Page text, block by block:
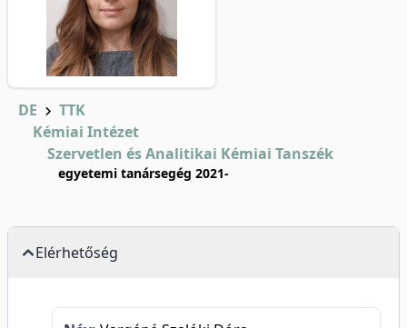
DE
TTK
Kémiai Intézet
Szervetlen és Analitikai Kémiai Tanszék
egyetemi tanársegég 2021-
Elérhetőség